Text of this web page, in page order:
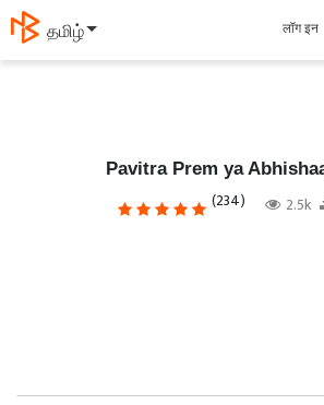
தமிழ் लॉग इन
Pavitra Prem ya
(234) 2.5k